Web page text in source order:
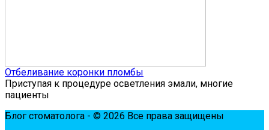
Отбеливание коронки пломбы
Приступая к процедуре осветления эмали, многие
пациенты
Блог стоматолога - © 2026 Все права защищены